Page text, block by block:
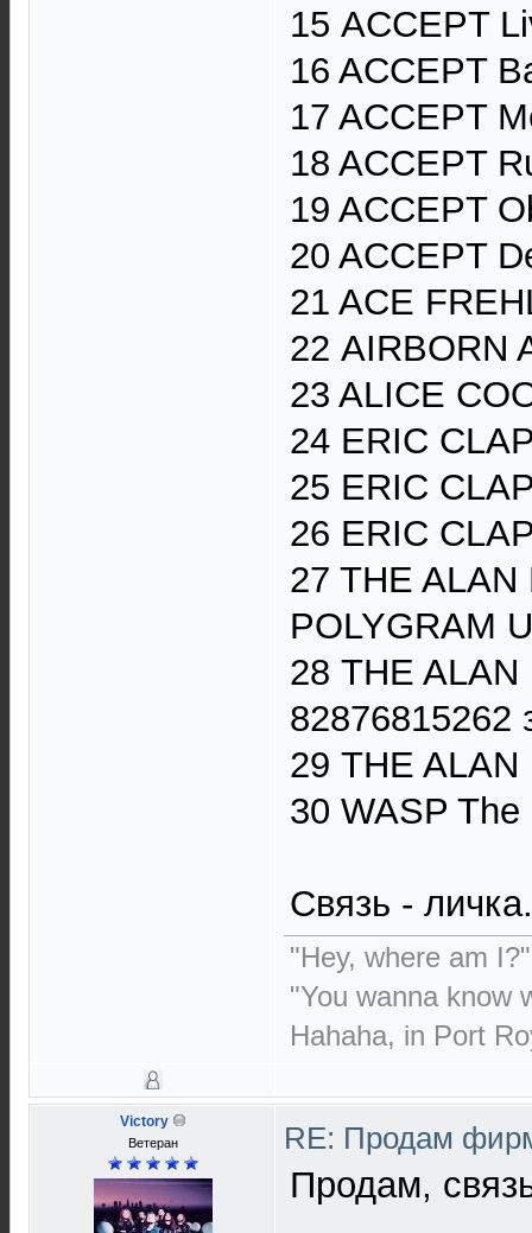
15 ACCEPT
16 ACCEPT
17 ACCEPT
18 ACCEPT
19 ACCEPT
20 ACCEPT
21 ACE
22 AIRBORN
23 ALICE
24 ERIC
25 ERIC
26 ERIC
27 THE
POLYGRAM
28 THE
82876815262
29 THE
30 WASP
Связь - личка.
"Hey, where am I?"
"You wanna know
Hahaha, in Port
Victory
Ветеран RE: Продам
Продам,